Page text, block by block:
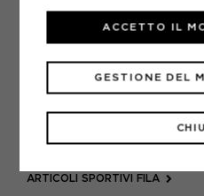
AGGIUNGI ALLA LISTA DEI
POTREBBERO INTERESSARTI
PATTINI FILA
ARTICOLI SPORTIVI FILA
GESTIONE DEL
ACCETTO IL